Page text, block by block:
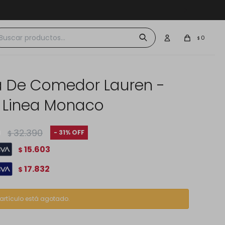
$ 0
De Comedor Lauren -
Monaco
$ 32.390 31
$ 15.603
$ 17.832
artículo está agotado.